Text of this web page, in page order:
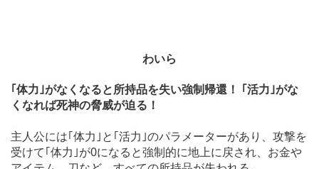
わいら
｢体力｣がなくなると所持品を失い強制帰還！ ｢活力｣がな
くなれば死神の脅威が迫る！
主人公には｢体力｣と｢活力｣のパラメーターがあり、攻撃を
受けて｢体力｣が0になると強制的に地上に戻され、お金や